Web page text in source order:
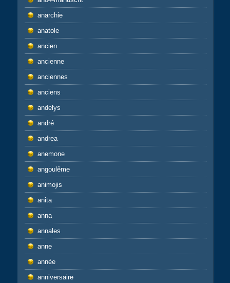
anarchie
anatole
ancien
ancienne
anciennes
anciens
andelys
andré
andrea
anemone
angoulême
animojis
anita
anna
annales
anne
année
anniversaire